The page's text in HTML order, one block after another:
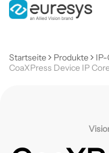
Startseite Produkte IP-
CoaXPress Device IP